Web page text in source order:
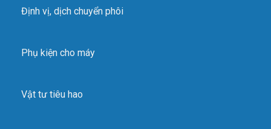
Định vị, dịch chuyển phôi
Phụ kiện cho máy
Vật tư tiêu hao